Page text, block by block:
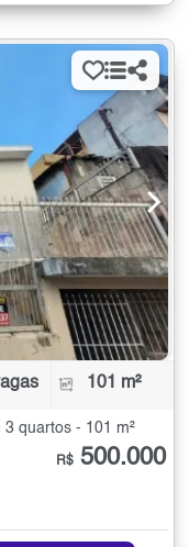
101 m²
quartos - 101 m²
R$ 500.000